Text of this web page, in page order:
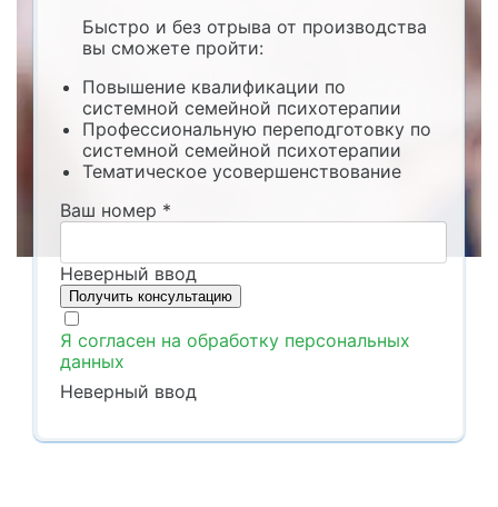
Быстро и без отрыва от производства
вы сможете пройти:
Повышение квалификации по
системной семейной психотерапии
Профессиональную переподготовку по
системной семейной психотерапии
Тематическое усовершенствование
Ваш номер *
Неверный ввод
Я согласен на обработку персональных
данных
Неверный ввод